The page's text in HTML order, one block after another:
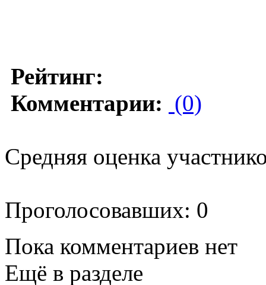
Рейтинг:
Комментарии: (0)
Средняя оценка
Проголосовавших: 0
Пока комментариев нет
Ещё в разделе